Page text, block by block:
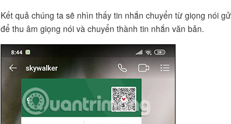
Kết quả chúng ta sẽ nhìn thấy tin nhắn chuyển từ giọng nói
để thu âm giọng nói và chuyển thành tin nhắn văn bản.